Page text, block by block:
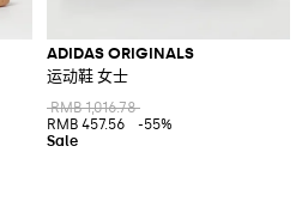
ADIDAS ORIGINALS
运动鞋 女士
RMB 1,016.78
RMB 457.56
-55%